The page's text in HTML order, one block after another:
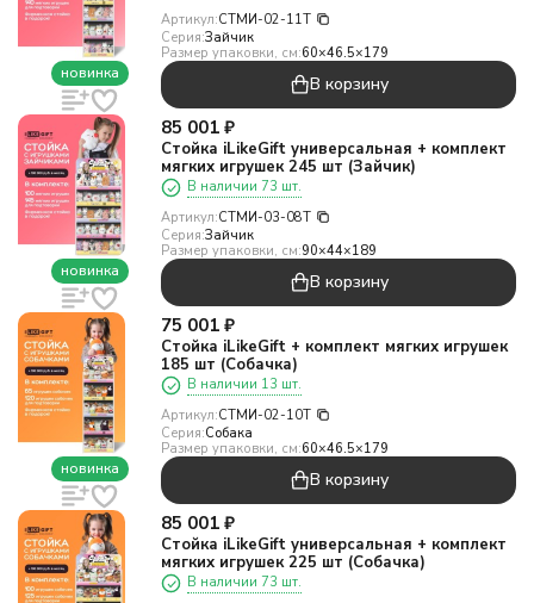
новинка
Артикул:СТМИ-02-11T
Серия:Зайчик
Размер упаковки, см:60×46.5×179
В корзину
новинка
85 001 ₽
Стойка iLikeGift универсальная + комплект
мягких игрушек 245 шт (Зайчик)
В наличии 73 шт.
Артикул:СТМИ-03-08T
Серия:Зайчик
Размер упаковки, см:90×44×189
В корзину
новинка
75 001 ₽
Стойка iLikeGift + комплект мягких игрушек
185 шт (Собачка)
В наличии 13 шт.
Артикул:СТМИ-02-10T
Серия:Собака
Размер упаковки, см:60×46.5×179
В корзину
85 001 ₽
Стойка iLikeGift универсальная + комплект
мягких игрушек 225 шт (Собачка)
В наличии 73 шт.